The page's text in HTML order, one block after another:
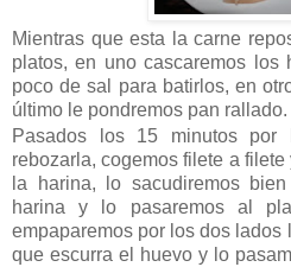
Mientras que esta la carne
platos, en uno cascaremos los
poco de sal para batirlos, en
último le pondremos pan rallado.
Pasados los 15 minutos por
rebozarla, cogemos filete a
la harina, lo sacudiremos
harina y lo pasaremos al
empaparemos por los dos lados
que escurra el huevo y lo